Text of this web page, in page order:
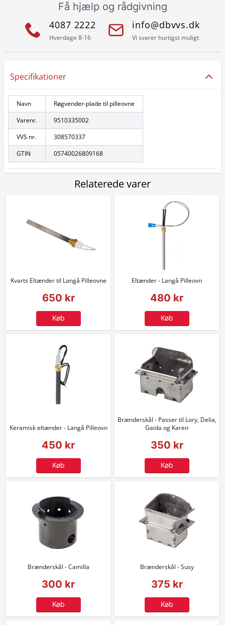
Få hjælp og rådgivning
4087 2222
Hverdage 8-16
info@dbvvs.dk
Vi svarer hurtigst muligt
Specifikationer
Navn
Røgvender-plade til pilleovne
Varenr.
9510335002
VVS nr.
308570337
GTIN
05740026809168
Relaterede varer
Kvarts Eltænder til Langå Pilleovne
650 kr
Køb
Eltænder - Langå Pilleovn
480 kr
Køb
Keramisk eltænder - Langå Pilleovn
450 kr
Køb
Brænderskål - Passer til Lory, Delia,
Gaida og Karen
350 kr
Køb
Brænderskål - Camilla
300 kr
Køb
Brænderskål - Susy
375 kr
Køb